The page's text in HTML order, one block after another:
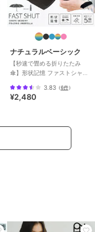
ナチュラルベーシック
【秒速で畳める折りたたみ
傘】形状記憶 ファストシャッ
セックス 機能
3.83（6件）
¥2,480